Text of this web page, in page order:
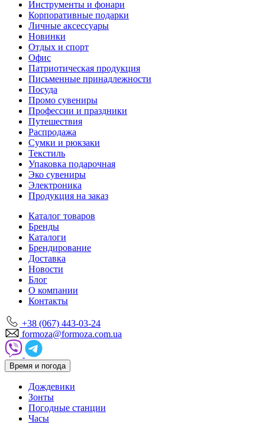
Инструменты и фонари
Корпоративные подарки
Личные аксессуары
Новинки
Отдых и спорт
Офис
Патриотическая продукция
Письменные принадлежности
Посуда
Промо сувениры
Профессии и праздники
Путешествия
Распродажа
Сумки и рюкзаки
Текстиль
Упаковка подарочная
Эко сувениры
Электроника
Продукция на заказ
Каталог товаров
Бренды
Каталоги
Брендирование
Доставка
Новости
Блог
О компании
Контакты
+38 (067) 443-03-24
formoza@formoza.com.ua
Время и погода
Дождевики
Зонты
Погодные станции
Часы